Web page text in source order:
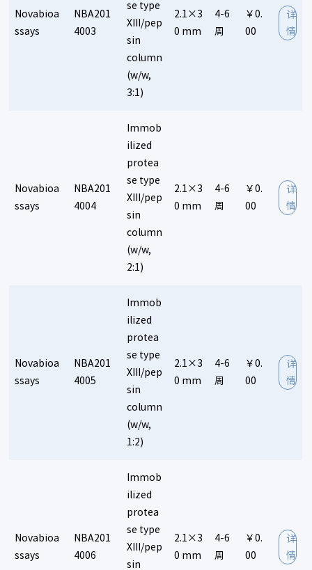
Novabioa
ssays
NBA201
4003
se type
XIII/pep
sin
column
(w/w,
3:1)
2.1×3
0 mm
4-6
周
￥0.
00
详
情
Novabioa
ssays
NBA201
4004
Immob
ilized
protea
se type
XIII/pep
sin
column
(w/w,
2:1)
2.1×3
0 mm
4-6
周
￥0.
00
详
情
Novabioa
ssays
NBA201
4005
Immob
ilized
protea
se type
XIII/pep
sin
column
(w/w,
1:2)
2.1×3
0 mm
4-6
周
￥0.
00
详
情
Novabioa
ssays
NBA201
4006
Immob
ilized
protea
se type
XIII/pep
sin
2.1×3
0 mm
4-6
周
￥0.
00
详
情